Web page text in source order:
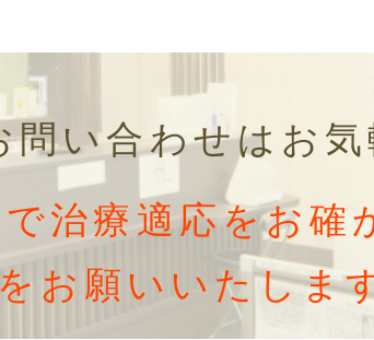
問い合わせはお
治療適応をお確
お願いいたしま